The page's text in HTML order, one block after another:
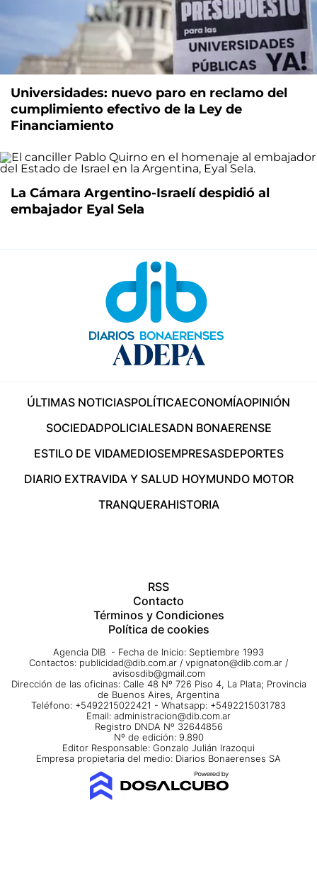
Universidades: nuevo paro en reclamo del
cumplimiento efectivo de la Ley de
Financiamiento
La Cámara Argentino-Israelí despidió al
embajador Eyal Sela
ÚLTIMAS NOTICIASPOLÍTICAECONOMÍAOPINIÓN
SOCIEDADPOLICIALESADN BONAERENSE
ESTILO DE VIDAMEDIOSEMPRESASDEPORTES
DIARIO EXTRAVIDA Y SALUD HOYMUNDO MOTOR
TRANQUERAHISTORIA
RSS
Contacto
Términos y Condiciones
Política de cookies
Agencia DIB - Fecha de Inicio: Septiembre 1993
Contactos: publicidad@dib.com.ar / vpignaton@dib.com.ar /
avisosdib@gmail.com
Dirección de las oficinas: Calle 48 Nº 726 Piso 4, La Plata; Provincia
de Buenos Aires, Argentina
Teléfono: +5492215022421 - Whatsapp: +5492215031783
Email: administracion@dib.com.ar
Registro DNDA Nº 32644856
Nº de edición: 9.890
Editor Responsable: Gonzalo Julián Irazoqui
Empresa propietaria del medio: Diarios Bonaerenses SA